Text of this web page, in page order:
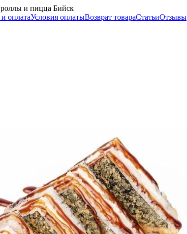
и пицца Бийск
оплатаУсловия оплатыВозврат товараСтатьиОтзывы